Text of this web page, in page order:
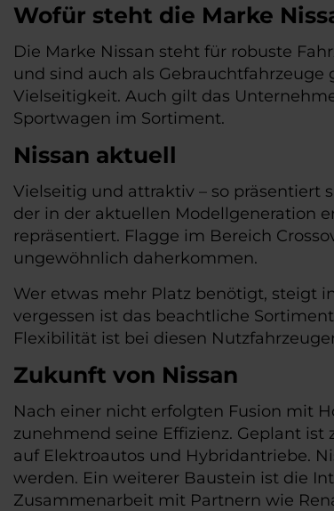
Wofür steht die Marke
Die Marke Nissan steht für robuste
und sind auch als
Vielseitigkeit. Auch gilt das
Sportwagen im Sortiment.
Nissan aktuell
Vielseitig und attraktiv – so präsentiert
der in der aktuellen Modellgeneration
repräsentiert. Flagge im Bereich
ungewöhnlich daherkommen.
Wer etwas mehr Platz benötigt, steigt
vergessen ist das beachtliche
Flexibilität ist bei diesen
Zukunft von Nissan
Nach einer nicht erfolgten Fusion mit
zunehmend seine Effizienz. Geplant
auf Elektroautos und Hybridantriebe.
werden. Ein weiterer Baustein ist die
Zusammenarbeit mit Partnern wie